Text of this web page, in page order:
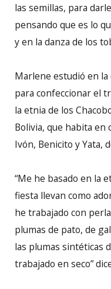
las semillas, para
pensando que es lo
y en la danza de los
Marlene estudió en
para confeccionar el
la etnia de los
Bolivia, que habita en
Ivón, Benicito y Yata,
“Me he basado en la
fiesta llevan como
he trabajado con
plumas de pato, de
las plumas sintéticas
trabajado en seco”